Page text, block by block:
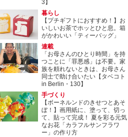
3】
暮らし
【プチギフトにおすすめ！】お
いしいお茶でホッとひと息。箱
がかわいい「ティーバッグ」
連載
「お母さんのひとり時間」を持
つことに「罪悪感」は不要。家
族を頼れないときは、お母さん
同士で助け合いたい【タベコト
in Berlin・130】
手づくり
【ボーネルンドのきせつとあそ
ぼ！】画用紙に、塗って、切っ
て、貼って完成！ 夏を彩る元気
なお花「カラフルサンフラワ
ー」の作り方